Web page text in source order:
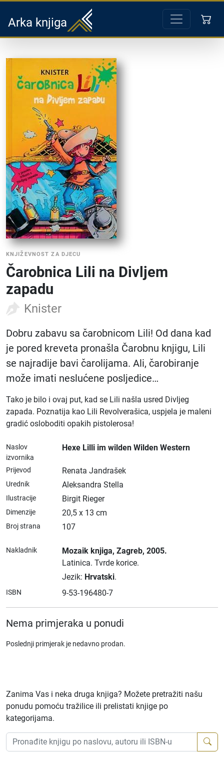
Arka knjiga
KNJIŽEVNOST ZA DJECU
Čarobnica Lili na Divljem
zapadu
Knister
Dobru zabavu sa čarobnicom Lili! Od dana kad
je pored kreveta pronašla Čarobnu knjigu, Lili
se najradije bavi čarolijama. Ali, čarobiranje
može imati neslućene posljedice…
Tako je bilo i ovaj put, kad se Lili našla usred Divljeg
zapada. Poznatija kao Lili Revolverašica, uspjela je maleni
gradić osloboditi opakih pistolerosa!
Naslov
izvornika
Hexe Lilli im wilden Wilden Western
Prijevod Renata Jandrašek
Urednik Aleksandra Stella
Ilustracije Birgit Rieger
Dimenzije 20,5 x 13 cm
Broj strana 107
Nakladnik Mozaik knjiga, Zagreb, 2005.
Latinica. Tvrde korice.
Jezik: Hrvatski.
ISBN 9-53-196480-7
Nema primjeraka u ponudi
Poslednji primjerak je nedavno prodan.
Zanima Vas i neka druga knjiga? Možete pretražiti našu
ponudu pomoću tražilice ili prelistati knjige po
kategorijama.